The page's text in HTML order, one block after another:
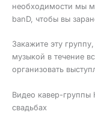
необходимости мы
banD, чтобы вы
Закажите эту
музыкой в течение
организовать
Видео кавер-группы
свадьбах